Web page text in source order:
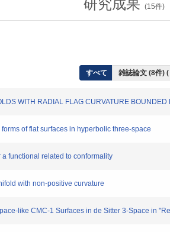
研究成果 (15件)
すべて 雑誌論文 (8件)
WITH RADIAL FLAG CURVATURE BOUNDED
of flat surfaces in hyperbolic three-space
a functional related to conformality
with non-positive curvature
like CMC-1 Surfaces in de Sitter 3-Space in